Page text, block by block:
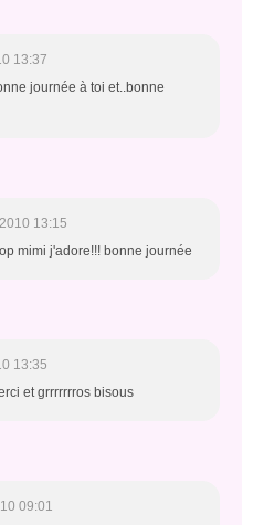
13:37
journée à toi et..bonne
13:15
mimi j'adore!!! bonne journée
13:35
et grrrrrrros bisous
09:01